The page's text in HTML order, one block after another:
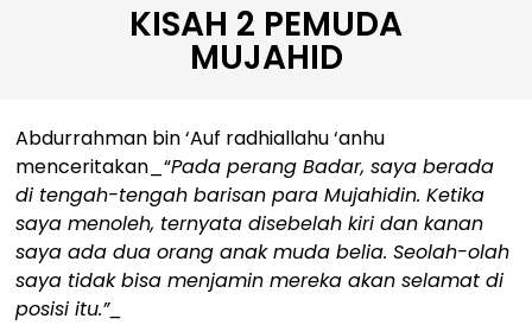
KISAH 2 PEMUDA
MUJAHID
Abdurrahman bin ‘Auf radhiallahu ‘anhu
menceritakan_“Pada perang Badar, saya berada
di tengah-tengah barisan para Mujahidin. Ketika
saya menoleh, ternyata disebelah kiri dan kanan
saya ada dua orang anak muda belia. Seolah-olah
saya tidak bisa menjamin mereka akan selamat di
posisi itu.”_